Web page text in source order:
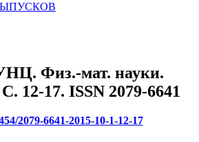
Физ.-мат. науки.
12-17. ISSN 2079-6641
2079-6641-2015-10-1-12-17